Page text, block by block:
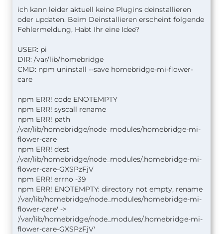
ich kann leider aktuell keine Plugins deinstallieren
oder updaten. Beim Deinstallieren erscheint folgende
Fehlermeldung, Habt Ihr eine Idee?
USER: pi
DIR: /var/lib/homebridge
CMD: npm uninstall --save homebridge-mi-flower-
care
npm ERR! code ENOTEMPTY
npm ERR! syscall rename
npm ERR! path
/var/lib/homebridge/node_modules/homebridge-mi-
flower-care
npm ERR! dest
/var/lib/homebridge/node_modules/.homebridge-mi-
flower-care-GXSPzFjV
npm ERR! errno -39
npm ERR! ENOTEMPTY: directory not empty, rename
'/var/lib/homebridge/node_modules/homebridge-mi-
flower-care' ->
'/var/lib/homebridge/node_modules/.homebridge-mi-
flower-care-GXSPzFjV'